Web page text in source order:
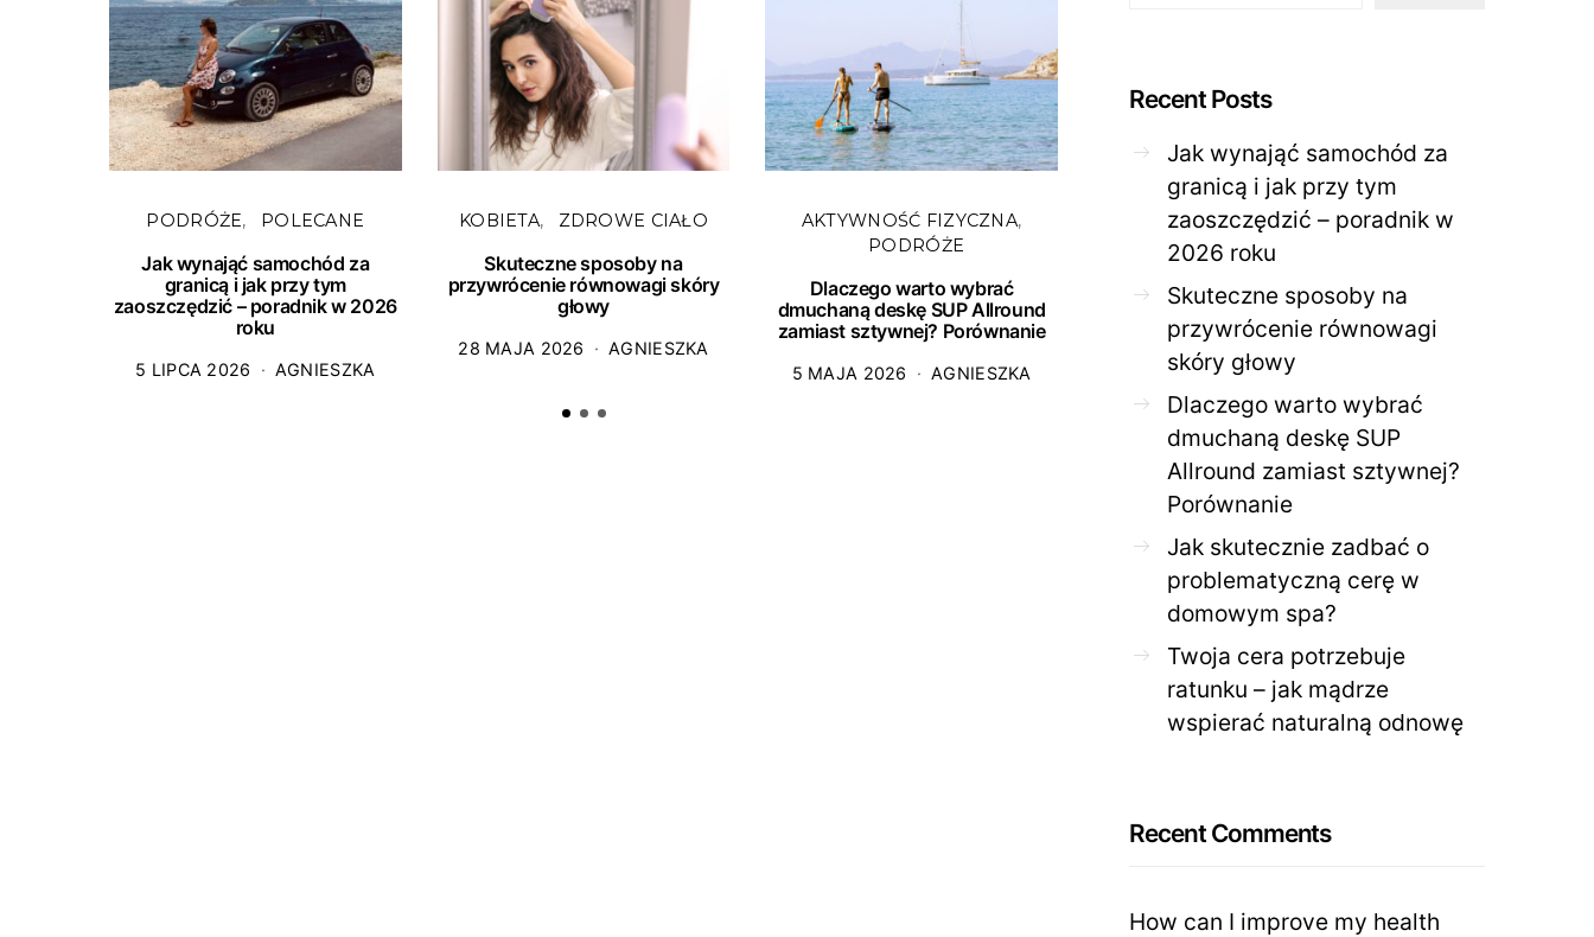
PODRÓŻE POLECANE
Jak wynająć samochód za
granicą i jak przy tym
zaoszczędzić – poradnik w 2026
roku
5 LIPCA 2026 AGNIESZKA
KOBIETA ZDROWE CIAŁO
Skuteczne sposoby na
przywrócenie równowagi skóry
głowy
28 MAJA 2026 AGNIESZKA
AKTYWNOŚĆ FIZYCZNA
PODRÓŻE
Dlaczego warto wybrać
dmuchaną deskę SUP Allround
zamiast sztywnej? Porównanie
5 MAJA 2026 AGNIESZKA
ZDROWE CIAŁO
Jak skutecznie zadbać o
problematyczną cerę w
domowym spa?
28 KWIETNIA 2026 27 KWIETNIA 2026
Recent Posts
Jak wynająć samochód za
granicą i jak przy tym
zaoszczędzić – poradnik w
2026 roku
Skuteczne sposoby na
przywrócenie równowagi
skóry głowy
Dlaczego warto wybrać
dmuchaną deskę SUP
Allround zamiast sztywnej?
Porównanie
Jak skutecznie zadbać o
problematyczną cerę w
domowym spa?
Twoja cera potrzebuje
ratunku – jak mądrze
wspierać naturalną odnowę
Recent Comments
How can I improve my health